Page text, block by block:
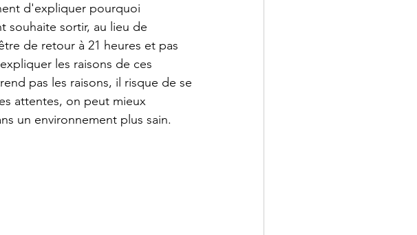
d'expliquer pourquoi
souhaite sortir, au lieu de
de retour à 21 heures et pas
les raisons de ces
pas les raisons, il risque de se
attentes, on peut mieux
un environnement plus sain.